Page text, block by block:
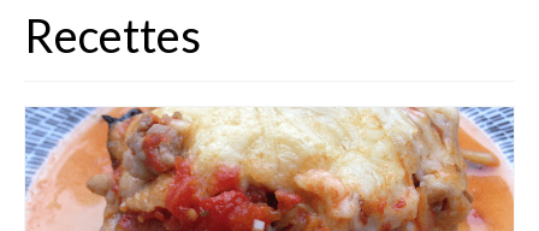
Potager – Graines
Haricots
Pois
Fèves
Recettes